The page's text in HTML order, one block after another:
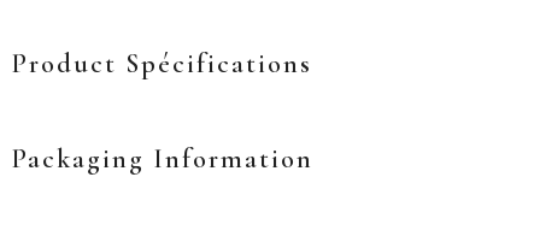
Product Spécifications
Packaging Information